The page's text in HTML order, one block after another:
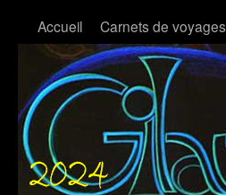
Accueil Carnets de voyages